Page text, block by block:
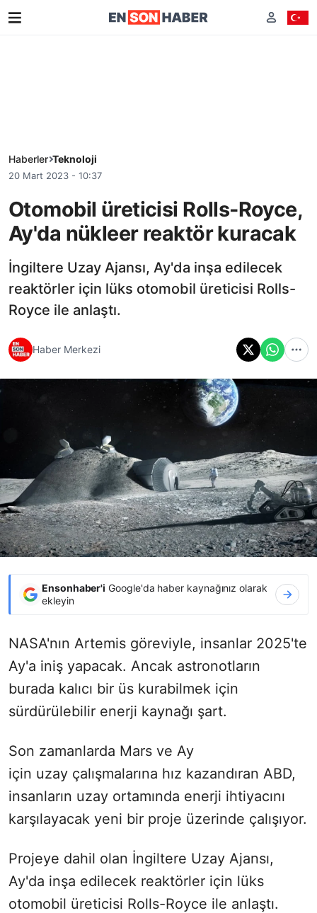
Haberler Teknoloji
20 Mart 2023 - 10:37
Otomobil üreticisi Rolls-Royce,
Ay'da nükleer reaktör kuracak
İngiltere Uzay Ajansı, Ay'da inşa edilecek
reaktörler için lüks otomobil üreticisi Rolls-
Royce ile anlaştı.
Haber Merkezi
Ensonhaber'i Google'da haber kaynağınız olarak
ekleyin
NASA'nın Artemis göreviyle, insanlar 2025'te
Ay'a iniş yapacak. Ancak astronotların
burada kalıcı bir üs kurabilmek için
sürdürülebilir enerji kaynağı şart.
Son zamanlarda Mars ve Ay
için uzay çalışmalarına hız kazandıran ABD,
insanların uzay ortamında enerji ihtiyacını
karşılayacak yeni bir proje üzerinde çalışıyor.
Projeye dahil olan İngiltere Uzay Ajansı,
Ay'da inşa edilecek reaktörler için lüks
otomobil üreticisi Rolls-Royce ile anlaştı.